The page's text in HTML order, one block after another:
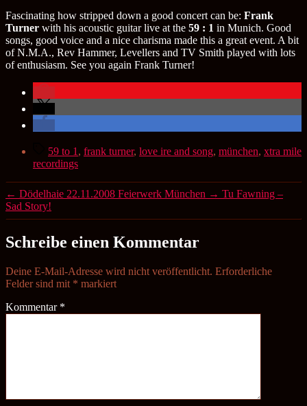
Fascinating how stripped down a good concert can be: Frank
Turner with his acoustic guitar live at the 59 : 1 in Munich. Good
songs, good voice and a nice charisma made this a great event. A bit
of N.M.A., Rev Hammer, Levellers and TV Smith played with lots
of enthusiasm. See you again Frank Turner!
Schlagwörter
59 to 1 , frank turner, love ire and song, münchen, xtra mile
recordings
← Dödelhaie 22.11.2008 Feierwerk München → Tu Fawning –
Sad Story!
Schreibe einen Kommentar
Deine E-Mail-Adresse wird nicht veröffentlicht. Erforderliche
Felder sind mit * markiert
Kommentar *